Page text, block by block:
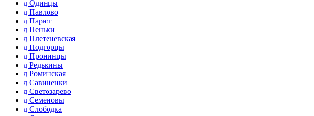
д Одинцы
д Павлово
д Парюг
д Пеньки
д Плетеневская
д Подгорцы
д Пронинцы
д Редькины
д Роминская
д Савиненки
д Светозарево
д Семеновы
д Слободка